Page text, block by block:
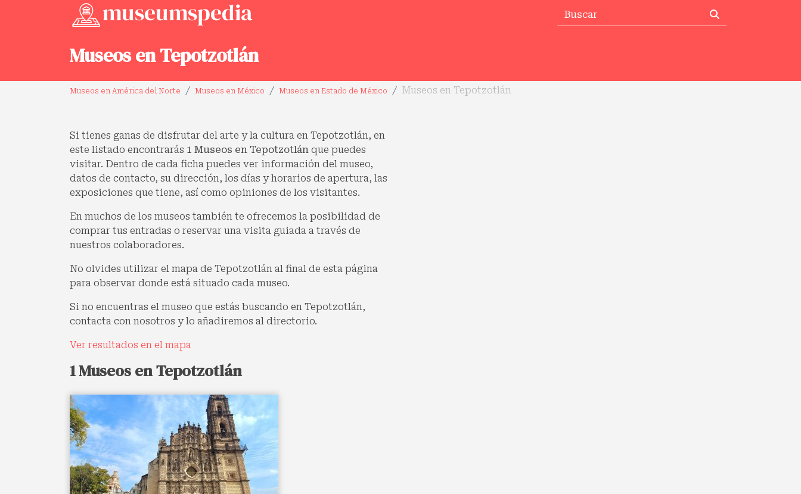
Museos en Tepotzotlán
Museos en América del Norte Museos en México Museos en Estado de México Museos en Tepotzotlán
Si tienes ganas de disfrutar del arte y la cultura en Tepotzotlán, en
este listado encontrarás 1 Museos en Tepotzotlán que puedes
visitar. Dentro de cada ficha puedes ver información del museo,
datos de contacto, su dirección, los días y horarios de apertura, las
exposiciones que tiene, así como opiniones de los visitantes.
En muchos de los museos también te ofrecemos la posibilidad de
comprar tus entradas o reservar una visita guiada a través de
nuestros colaboradores.
No olvides utilizar el mapa de Tepotzotlán al final de esta página
para observar donde está situado cada museo.
Si no encuentras el museo que estás buscando en Tepotzotlán,
contacta con nosotros y lo añadiremos al directorio.
Ver resultados en el mapa
1 Museos en Tepotzotlán